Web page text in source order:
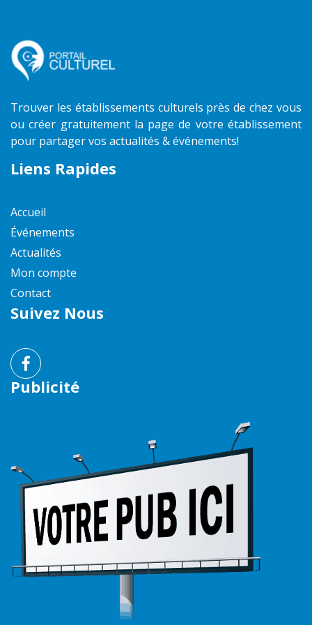
Trouver les établissements culturels près de chez vous
ou créer gratuitement la page de votre établissement
pour partager vos actualités & événements!
Liens Rapides
Accueil
Événements
Actualités
Mon compte
Contact
Suivez Nous
Publicité